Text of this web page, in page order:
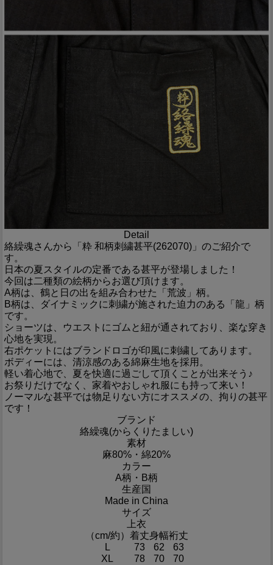
Detail
絡繰魂さんから「粋 和柄刺繍甚平(262070)」のご紹介で
す。
日本の夏スタイルの定番である甚平が登場しました！
今回は二種類の絵柄からお選び頂けます。
A柄は、鶴と日の出を組み合わせた「荒波」柄。
B柄は、ダイナミックに刺繍が施された迫力のある「龍」柄
です。
ショーツは、ウエストにゴムと紐が通されており、楽な穿き
心地を実現。
右ポケットにはブランドロゴが印風に刺繍してあります。
ボディーには、清涼感のある綿麻生地を採用。
軽い着心地で、夏を快適に過ごして頂くことが出来そう♪
お祭りだけでなく、家着やおしゃれ服にも持って来い！
ノーマルな甚平では物足りない方にオススメの、拘りの甚平
です！
ブランド
絡繰魂(からくりたましい)
素材
麻80%・綿20%
カラー
A柄・B柄
生産国
Made in China
サイズ
上衣
（cm/約） 着丈身幅裄丈
L
73 62
63
XL
78 70 70